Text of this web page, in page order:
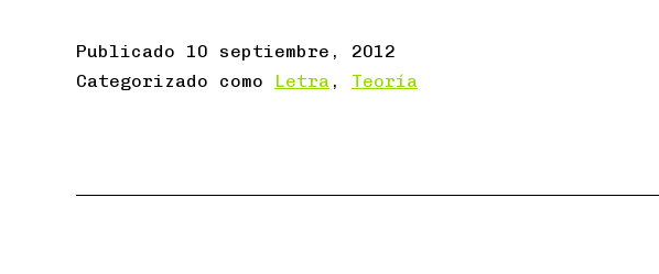
Publicado 10 septiembre, 2012
Categorizado como
Letra , Teoría